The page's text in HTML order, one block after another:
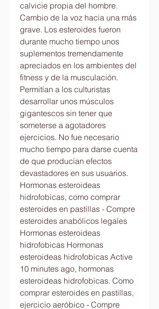
calvicie propia del hombre.
Cambio de la voz hacia una más
grave. Los esteroides fueron
durante mucho tiempo unos
suplementos tremendamente
apreciados en los ambientes del
fitness y de la musculación.
Permitían a los culturistas
desarrollar unos músculos
gigantescos sin tener que
someterse a agotadores
ejercicios. No fue necesario
mucho tiempo para darse cuenta
de que producían efectos
devastadores en sus usuarios.
Hormonas esteroideas
hidrofobicas, como comprar
esteroides en pastillas - Compre
esteroides anabólicos legales
Hormonas esteroideas
hidrofobicas Hormonas
esteroideas hidrofobicas Active
10 minutes ago, hormonas
esteroideas hidrofobicas. Como
comprar esteroides en pastillas,
ejercicio aeróbico - Compre